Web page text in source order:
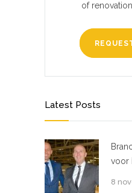
of
Latest Posts
voor
8